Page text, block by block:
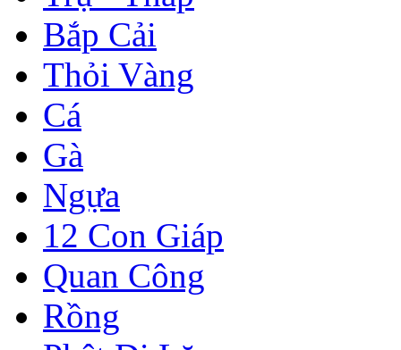
Bắp Cải
Thỏi Vàng
Cá
Gà
Ngựa
12 Con Giáp
Quan Công
Rồng